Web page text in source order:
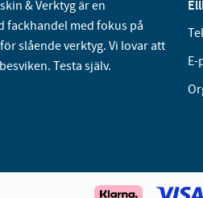
& Verktyg är en
fackhandel med fokus på
slående verktyg. Vi lovar att
Testa själv.
E-